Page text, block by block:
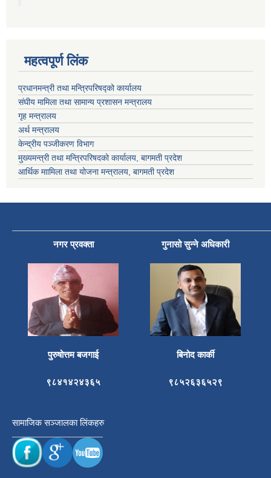
महत्वपूर्ण लिंक
प्रधानमन्त्री तथा मन्त्रिपरिषद्को कार्यालय
संघीय मामिला तथा सामान्य प्रशासन मन्त्रालय
गृह मन्त्रालय
अर्थ मन्त्रालय
केन्द्रीय पञ्जीकरण विभाग
मुख्यमन्त्री तथा मन्त्रिपरिषदको कार्यालय, बागमती प्रदेश
आर्थिक माामिला तथा योजना मन्त्रालय, बागमती प्रदेश
नगर प्रवक्ता गुनासो सुन्ने अधिकारी
पुरुषोत्तम बजगाई बिनोद कार्की
९८४१४२४३६५ ९८५२६३६५२९
सामाजिक सञ्जालका लिंकहरु